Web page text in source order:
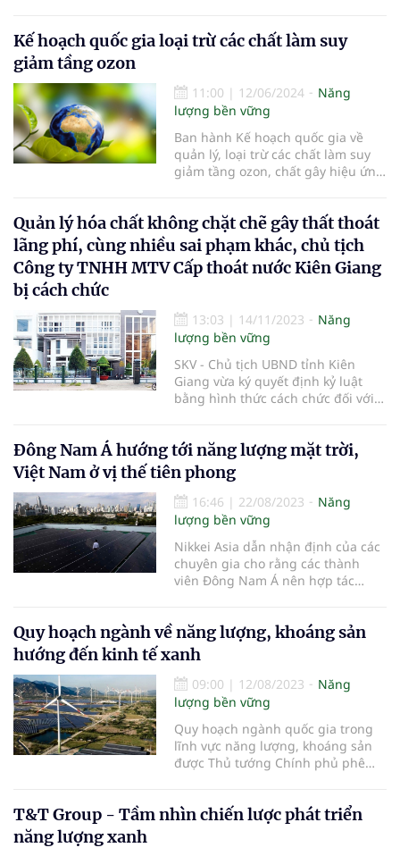
Kế hoạch quốc gia loại trừ các chất làm suy
giảm tầng ozon
11:00 | 12/06/2024
Năng
lượng bền vững
Ban hành Kế hoạch quốc gia về
quản lý, loại trừ các chất làm suy
giảm tầng ozon, chất gây hiệu ứng
Quản lý hóa chất không chặt chẽ gây thất thoát
lãng phí, cùng nhiều sai phạm khác, chủ tịch
Công ty TNHH MTV Cấp thoát nước Kiên Giang
bị cách chức
13:03 | 14/11/2023
Năng
lượng bền vững
SKV - Chủ tịch UBND tỉnh Kiên
Giang vừa ký quyết định kỷ luật
bằng hình thức cách chức đối với
thoát nước Kiên Giang do để xảy ra
nhiều sai phạm.
Đông Nam Á hướng tới năng lượng mặt trời,
Việt Nam ở vị thế tiên phong
16:46 | 22/08/2023
Năng
lượng bền vững
Nikkei Asia dẫn nhận định của các
chuyên gia cho rằng các thành
viên Đông Nam Á nên hợp tác
lượng mặt trời.
Quy hoạch ngành về năng lượng, khoáng sản
hướng đến kinh tế xanh
09:00 | 12/08/2023
Năng
lượng bền vững
Quy hoạch ngành quốc gia trong
lĩnh vực năng lượng, khoáng sản
được Thủ tướng Chính phủ phê
mới cho ngành năng lượng và
T&T Group - Tầm nhìn chiến lược phát triển
năng lượng xanh